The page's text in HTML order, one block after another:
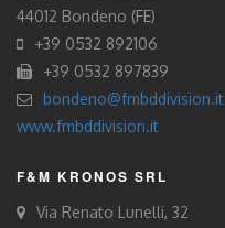
44012 Bondeno (FE)
+39 0532 892106
+39 0532 897839
bondeno@fmbddivision.it
www.fmbddivision.it
F&M KRONOS SRL
Via Renato Lunelli, 32